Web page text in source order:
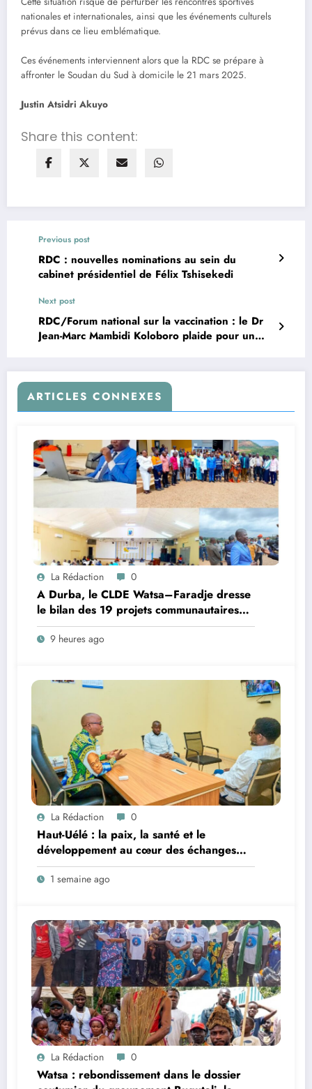
nationales et internationales, ainsi que les événements culturels
prévus dans ce lieu emblématique.
Ces événements interviennent alors que la RDC se prépare à
affronter le Soudan du Sud à domicile le 21 mars 2025.
Justin Atsidri Akuyo
Share this content:
Previous post
RDC : nouvelles nominations au sein du
cabinet présidentiel de Félix Tshisekedi
Next post
RDC/Forum national sur la vaccination : le Dr
Jean-Marc Mambidi Koloboro plaide pour un
ARTICLES CONNEXES
La Rédaction 0
A Durba, le CLDE Watsa–Faradje dresse
le bilan des 19 projets communautaires
de cahier de charge signé avec KGM S.A
et prépare le deuxième quinquennat
9 heures ago
La Rédaction 0
Haut-Uélé : la paix, la santé et le
développement au cœur des échanges
entre le vice-gouverneur Christophe Dara
Matata et les chefs des secteurs de
1 semaine ago
La Rédaction 0
Watsa : rebondissement dans le dossier